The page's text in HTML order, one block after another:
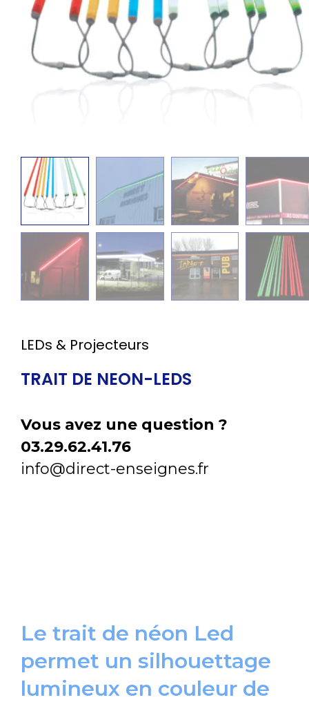
LEDs & Projecteurs
TRAIT DE NEON-LEDS
Vous avez une question ?
03.29.62.41.76
info@direct-enseignes.fr
Le trait de néon Led
permet un silhouettage
lumineux en couleur de